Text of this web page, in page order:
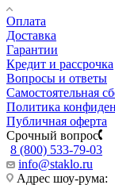
Оплата
Доставка
Гарантии
Кредит и рассрочка
Вопросы и ответы
Самостоятельная
Политика
Публичная оферта
Срочный вопрос
8 (800) 533-79-03
info@staklo.ru
Адрес шоу-рума: